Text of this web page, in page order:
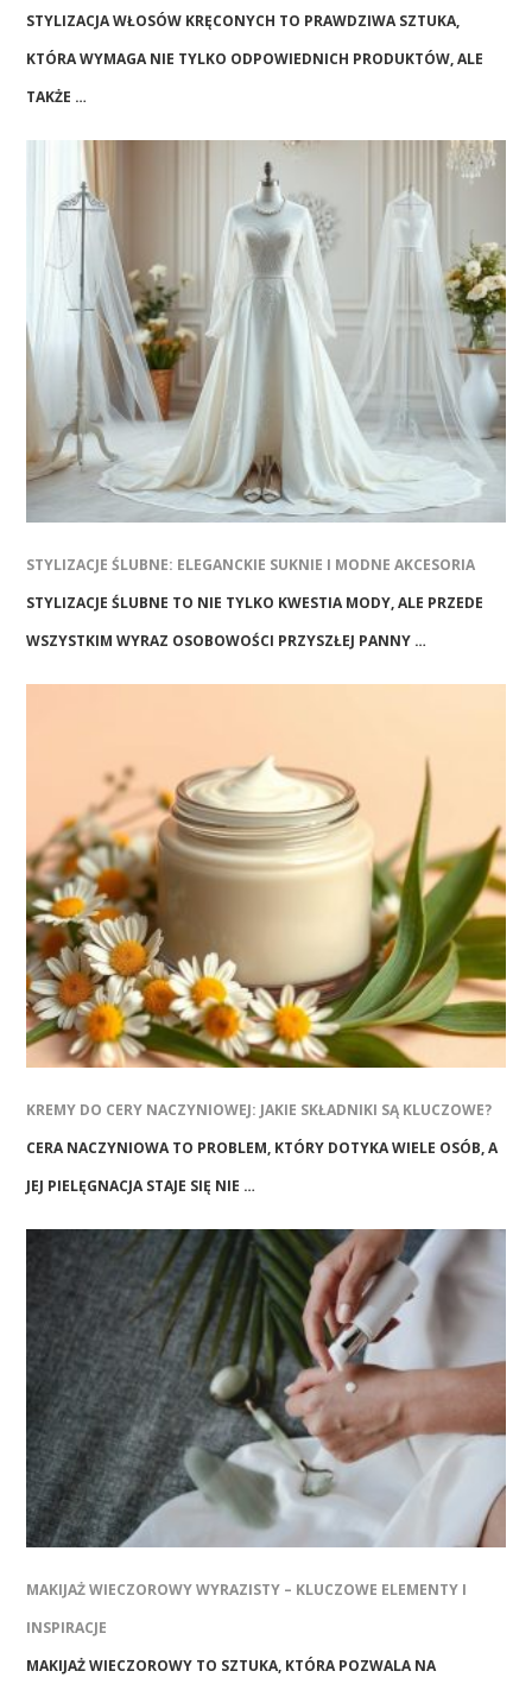
STYLIZACJA WŁOSÓW KRĘCONYCH TO PRAWDZIWA SZTUKA,
KTÓRA WYMAGA NIE TYLKO ODPOWIEDNICH PRODUKTÓW, ALE
TAKŻE …
STYLIZACJE ŚLUBNE: ELEGANCKIE SUKNIE I MODNE AKCESORIA
STYLIZACJE ŚLUBNE TO NIE TYLKO KWESTIA MODY, ALE PRZEDE
WSZYSTKIM WYRAZ OSOBOWOŚCI PRZYSZŁEJ PANNY …
KREMY DO CERY NACZYNIOWEJ: JAKIE SKŁADNIKI SĄ KLUCZOWE?
CERA NACZYNIOWA TO PROBLEM, KTÓRY DOTYKA WIELE OSÓB, A
JEJ PIELĘGNACJA STAJE SIĘ NIE …
MAKIJAŻ WIECZOROWY WYRAZISTY – KLUCZOWE ELEMENTY I
INSPIRACJE
MAKIJAŻ WIECZOROWY TO SZTUKA, KTÓRA POZWALA NA